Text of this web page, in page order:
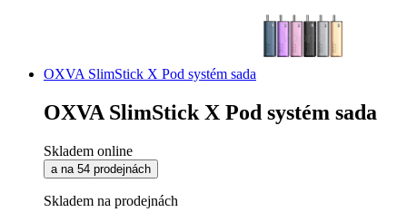
OXVA SlimStick X Pod systém sada
OXVA SlimStick X Pod systém sada
Skladem online
a na 54 prodejnách
Skladem na prodejnách